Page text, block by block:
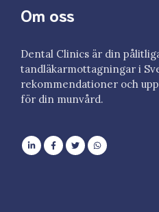
Om oss
Dental Clinics är din
tandläkarmottagningar i
rekommendationer och
för din munvård.